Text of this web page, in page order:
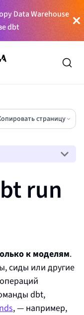
Data Warehouse
dbt
страницу
run
к моделям.
сиды или другие
dbt,
, — например,